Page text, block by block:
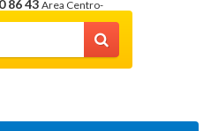
86 43 Area Centro-